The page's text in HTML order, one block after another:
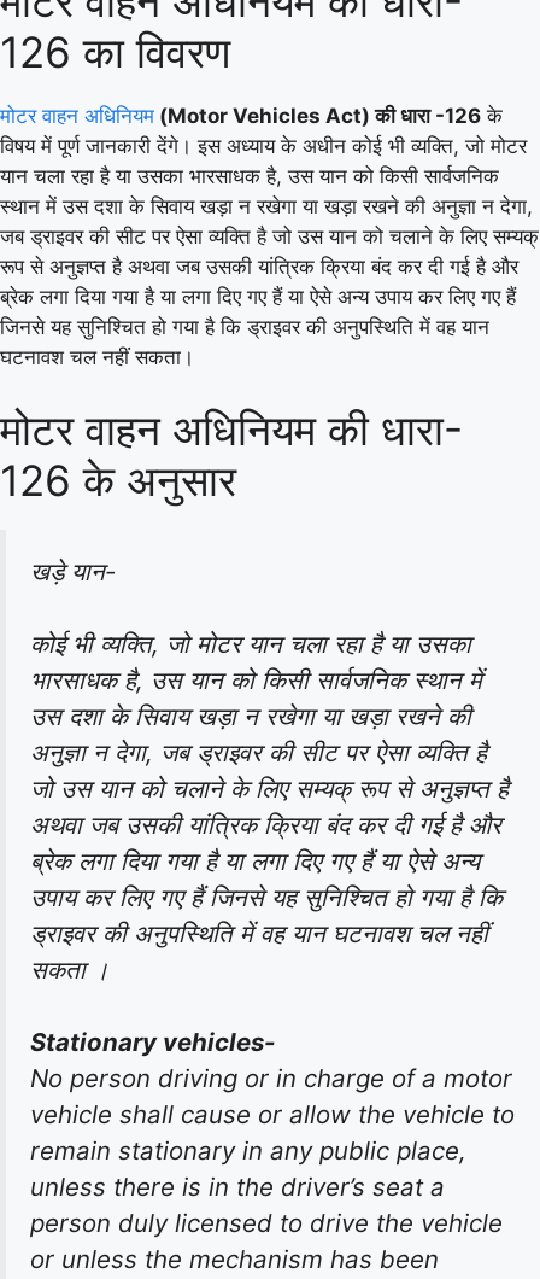
126 का विवरण
मोटर वाहन अधिनियम (Motor Vehicles Act) की धारा -126 के
विषय में पूर्ण जानकारी देंगे। इस अध्याय के अधीन कोई भी व्यक्ति, जो मोटर
यान चला रहा है या उसका भारसाधक है, उस यान को किसी सार्वजनिक
स्थान में उस दशा के सिवाय खड़ा न रखेगा या खड़ा रखने की अनुज्ञा न देगा,
जब ड्राइवर की सीट पर ऐसा व्यक्ति है जो उस यान को चलाने के लिए सम्यक्
रूप से अनुज्ञप्त है अथवा जब उसकी यांत्रिक क्रिया बंद कर दी गई है और
ब्रेक लगा दिया गया है या लगा दिए गए हैं या ऐसे अन्य उपाय कर लिए गए हैं
जिनसे यह सुनिश्चित हो गया है कि ड्राइवर की अनुपस्थिति में वह यान
घटनावश चल नहीं सकता।
मोटर वाहन अधिनियम की धारा-
126 के अनुसार
खड़े यान-
कोई भी व्यक्ति, जो मोटर यान चला रहा है या उसका
भारसाधक है, उस यान को किसी सार्वजनिक स्थान में
उस दशा के सिवाय खड़ा न रखेगा या खड़ा रखने की
अनुज्ञा न देगा, जब ड्राइवर की सीट पर ऐसा व्यक्ति है
जो उस यान को चलाने के लिए सम्यक् रूप से अनुज्ञप्त है
अथवा जब उसकी यांत्रिक क्रिया बंद कर दी गई है और
ब्रेक लगा दिया गया है या लगा दिए गए हैं या ऐसे अन्य
उपाय कर लिए गए हैं जिनसे यह सुनिश्चित हो गया है कि
ड्राइवर की अनुपस्थिति में वह यान घटनावश चल नहीं
सकता ।
Stationary vehicles-
No person driving or in charge of a motor
vehicle shall cause or allow the vehicle to
remain stationary in any public place,
unless there is in the driver’s seat a
person duly licensed to drive the vehicle
or unless the mechanism has been